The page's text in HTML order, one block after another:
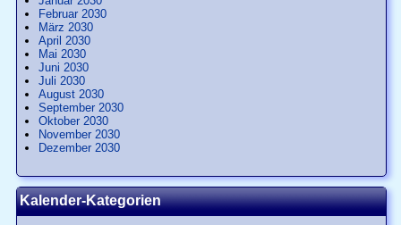
Februar 2030
März 2030
April 2030
Mai 2030
Juni 2030
Juli 2030
August 2030
September 2030
Oktober 2030
November 2030
Dezember 2030
Kalender-Kategorien